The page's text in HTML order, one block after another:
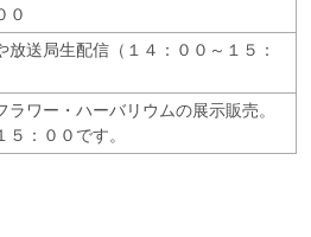
０
放送局生配信（１４：００～１５：
ラワー・ハーバリウムの展示販売。
５：００です。